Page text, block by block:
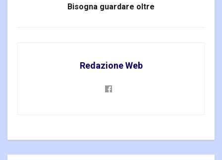
Bisogna guardare oltre
Redazione Web